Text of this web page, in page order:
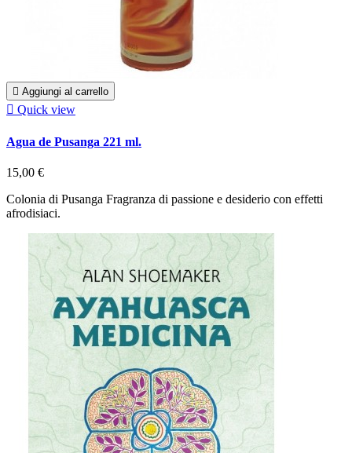
 Aggiungi al carrello
 Quick view
Agua de Pusanga 221 ml.
15,00 €
Colonia di Pusanga Fragranza di passione e desiderio con effetti
afrodisiaci.